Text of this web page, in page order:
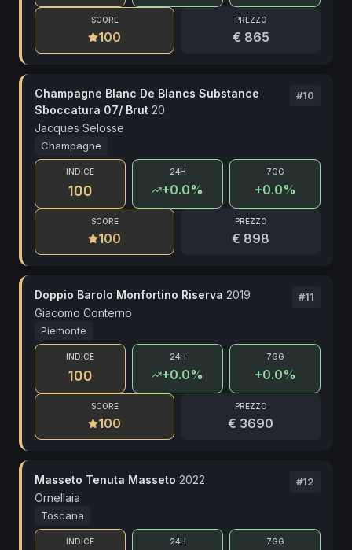
SCORE
100
PREZZO
€ 865
Champagne Blanc De Blancs Substance
Sboccatura 07/ Brut 20
Jacques Selosse
#10
Champagne
INDICE
100
24H
+0.0%
7GG
+0.0%
SCORE
100
PREZZO
€ 898
Doppio Barolo Monfortino Riserva 2019
Giacomo Conterno
#11
Piemonte
INDICE
100
24H
+0.0%
7GG
+0.0%
SCORE
100
PREZZO
€ 3690
Masseto Tenuta Masseto 2022
Ornellaia
#12
Toscana
INDICE 24H 7GG